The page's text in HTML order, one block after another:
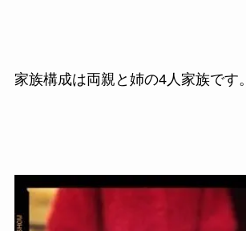
家族構成は両親と姉の4人家族です。